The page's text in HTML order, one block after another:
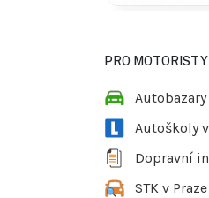
PRO MOTORISTY
Autobazary
Autoškoly
Dopravní
STK v Praze